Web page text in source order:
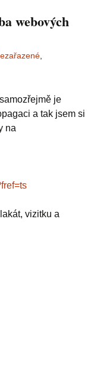
webových
,
je
a tak jsem si
na
vizitku a